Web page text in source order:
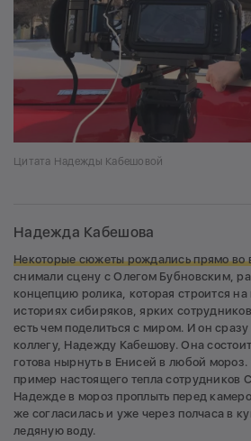
Цитата Надежды Кабешовой
Надежда Кабешова
Некоторые сюжеты рождались прямо во
снимали сцену с Олегом Бубновским,
концепцию ролика, которая строится
историях сибиряков, ярких
есть чем поделиться с миром. И он
коллегу, Надежду Кабешову. Она
готова нырнуть в Енисей в любой
пример настоящего тепла сотрудников
Надежде в мороз проплыть перед
же согласилась и уже через полчаса в
ледяную воду.